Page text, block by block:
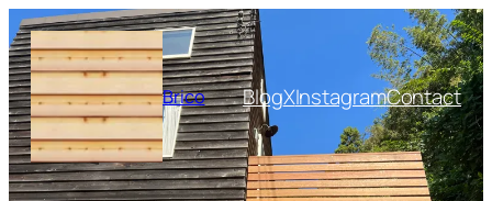
内
容
を
ス
キ
ッ
プ
Brico BlogXInstagramContact